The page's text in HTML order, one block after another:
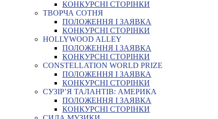
КОНКУРСНІ СТОРІНКИ
ТВОРЧА СОТНЯ
ПОЛОЖЕННЯ І ЗАЯВКА
КОНКУРСНІ СТОРІНКИ
HOLLYWOOD ALLEY
ПОЛОЖЕННЯ І ЗАЯВКА
КОНКУРСНІ СТОРІНКИ
CONSTELLATION WORLD PRIZE
ПОЛОЖЕННЯ І ЗАЯВКА
КОНКУРСНІ СТОРІНКИ
СУЗІР’Я ТАЛАНТІВ: АМЕРИКА
ПОЛОЖЕННЯ І ЗАЯВКА
КОНКУРСНІ СТОРІНКИ